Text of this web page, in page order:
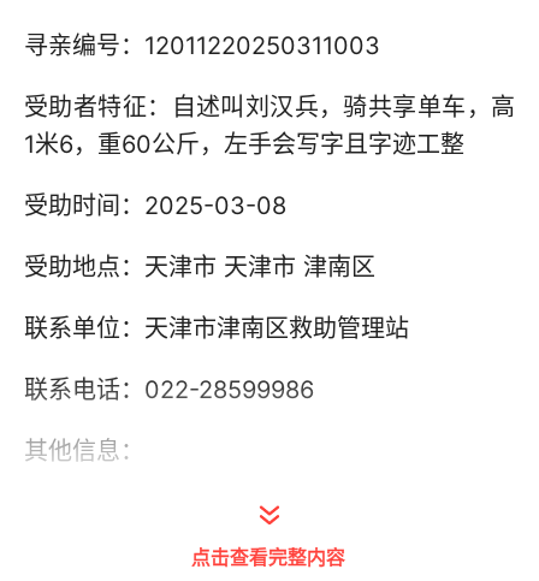
寻亲编号：12011220250311003
受助者特征：自述叫刘汉兵，骑共享单车，高
1米6，重60公斤，左手会写字且字迹工整
受助时间：2025-03-08
受助地点：天津市 天津市 津南区
联系单位：天津市津南区救助管理站
联系电话：022-28599986
其他信息：
点击查看完整内容